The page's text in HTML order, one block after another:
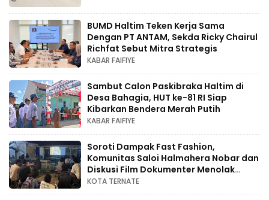
BUMD Haltim Teken Kerja Sama
Dengan PT ANTAM, Sekda Ricky Chairul
Richfat Sebut Mitra Strategis
KABAR FAIFIYE
Sambut Calon Paskibraka Haltim di
Desa Bahagia, HUT ke-81 RI Siap
Kibarkan Bendera Merah Putih
KABAR FAIFIYE
Soroti Dampak Fast Fashion,
Komunitas Saloi Halmahera Nobar dan
Diskusi Film Dokumenter Menolak
Punah
KOTA TERNATE